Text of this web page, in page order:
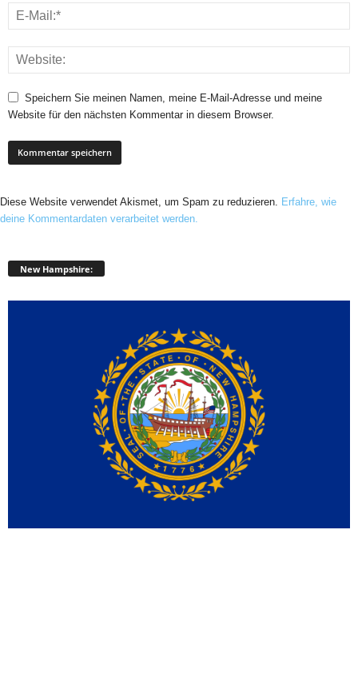
Speichern Sie meinen Namen, meine E-Mail-Adresse und meine
Website für den nächsten Kommentar in diesem Browser.
Diese Website verwendet Akismet, um Spam zu reduzieren. Erfahre, wie
deine Kommentardaten verarbeitet werden.
New Hampshire: